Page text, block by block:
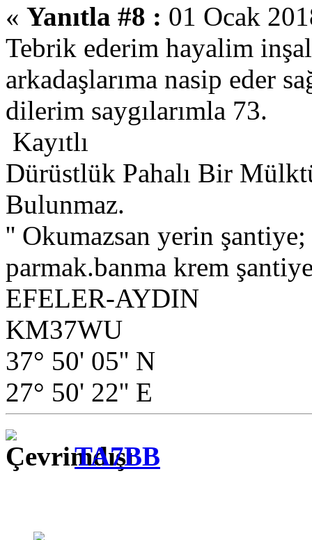
« Yanıtla #8 : 01 Ocak
Tebrik ederim hayalim
arkadaşlarıma nasip eder
dilerim saygılarımla 73.
Kayıtlı
Dürüstlük Pahalı Bir
Bulunmaz.
'' Okumazsan yerin
parmak.banma krem
EFELER-AYDIN
KM37WU
37° 50' 05'' N
27° 50' 22'' E
TA7BB